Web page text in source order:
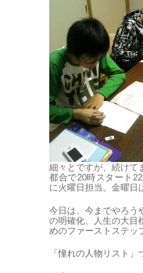
細々とですが、続けて
都合で20時スタート
に火曜日担当。金曜日
今日は、今までやろう
の明確化、人生の大目
めのファーストステッ
「憧れの人物リスト」